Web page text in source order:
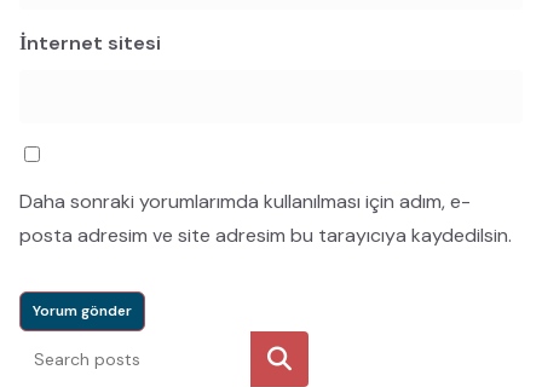
İnternet sitesi
Daha sonraki yorumlarımda kullanılması için adım, e-
posta adresim ve site adresim bu tarayıcıya kaydedilsin.
Ara